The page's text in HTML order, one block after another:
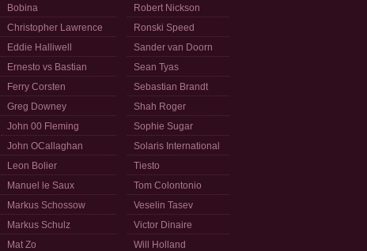
Bobina
Christopher Lawrence
Eddie Halliwell
Ernesto vs Bastian
Ferry Corsten
Greg Downey
John 00 Fleming
John OCallaghan
Leon Bolier
Manuel le Saux
Markus Schossow
Markus Schulz
Mat Zo
Robert Nickson
Ronski Speed
Sander van Doorn
Sean Tyas
Sebastian Brandt
Shah Roger
Sophie Sugar
Solaris International
Tiesto
Tom Colontonio
Veselin Tasev
Victor Dinaire
Will Holland